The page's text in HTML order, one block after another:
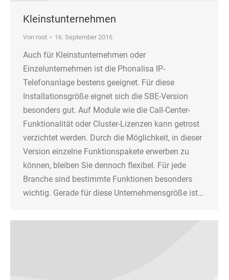
Kleinstunternehmen
Von root 16. September 2016
Auch für Kleinstunternehmen oder
Einzelunternehmen ist die Phonalisa IP-
Telefonanlage bestens geeignet. Für diese
Installationsgröße eignet sich die SBE-Version
besonders gut. Auf Module wie die Call-Center-
Funktionalität oder Cluster-Lizenzen kann getrost
verzichtet werden. Durch die Möglichkeit, in dieser
Version einzelne Funktionspakete erwerben zu
können, bleiben Sie dennoch flexibel. Für jede
Branche sind bestimmte Funktionen besonders
wichtig. Gerade für diese Unternehmensgröße ist…